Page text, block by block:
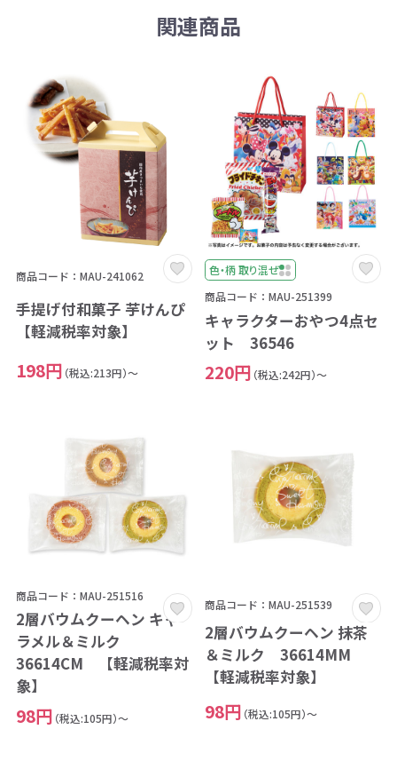
関連商品
商品コード：MAU-241062
手提げ付和菓子 芋けんぴ
【軽減税率対象】
198円 （税込:213円）～
色・柄 取り混ぜ
商品コード：MAU-251399
キャラクターおやつ4点セ
ット 36546
220円 （税込:242円）～
商品コード：MAU-251516
2層バウムクーヘン キャ
ラメル＆ミルク
36614CM 【軽減税率対
象】
98円 （税込:105円）～
商品コード：MAU-251539
2層バウムクーヘン 抹茶
＆ミルク 36614MM
【軽減税率対象】
98円 （税込:105円）～